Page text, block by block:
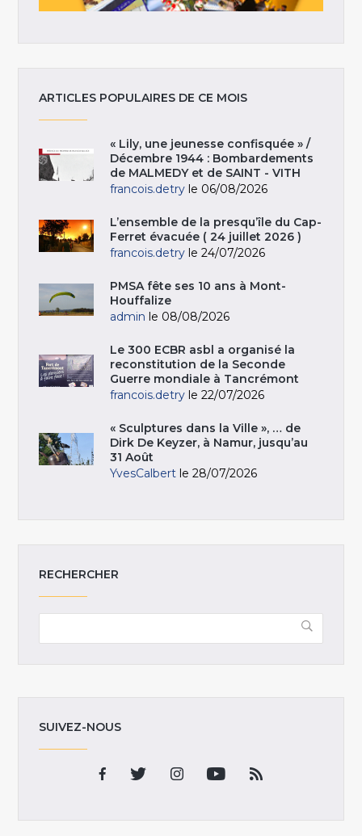
ARTICLES POPULAIRES DE CE MOIS
« Lily, une jeunesse confisquée » /
Décembre 1944 : Bombardements
de MALMEDY et de SAINT - VITH
francois.detry le 06/08/2026
L’ensemble de la presqu’île du Cap-
Ferret évacuée ( 24 juillet 2026 )
francois.detry le 24/07/2026
PMSA fête ses 10 ans à Mont-
Houffalize
admin le 08/08/2026
Le 300 ECBR asbl a organisé la
reconstitution de la Seconde
Guerre mondiale à Tancrémont
francois.detry le 22/07/2026
« Sculptures dans la Ville », … de
Dirk De Keyzer, à Namur, jusqu’au
31 Août
YvesCalbert le 28/07/2026
RECHERCHER
SUIVEZ-NOUS